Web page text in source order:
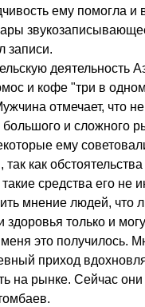
ему помогла и
записи.
деятельность
и кофе "три в
отмечает, что
большого и сложного
ему
так как
средства его не
мнение людей, что
только и
это получилось.
приход
на рынке. Сейчас